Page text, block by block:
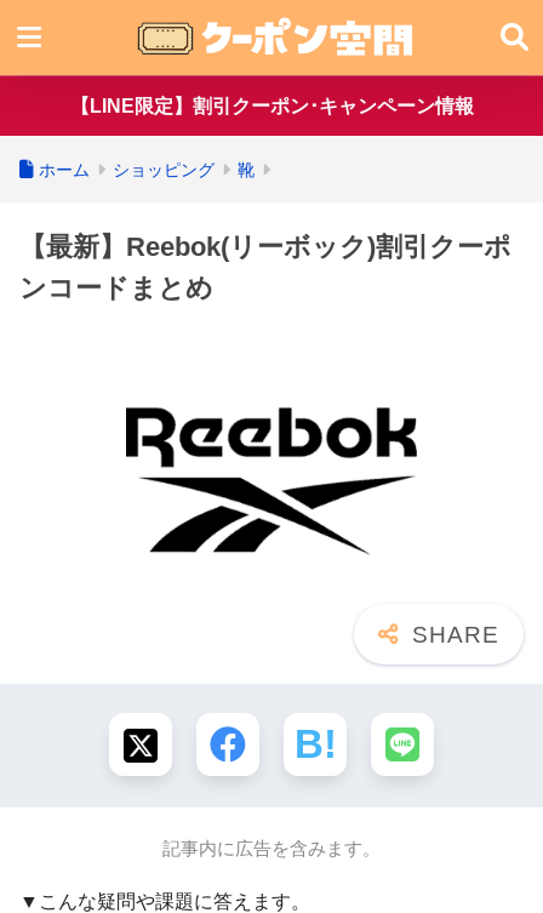
【LINE限定】割引クーポン･キャンペーン情報
ホーム ショッピング 靴
【最新】Reebok(リーボック)割引クーポ
ンコードまとめ
記事内に広告を含みます。
▼こんな疑問や課題に答えます。